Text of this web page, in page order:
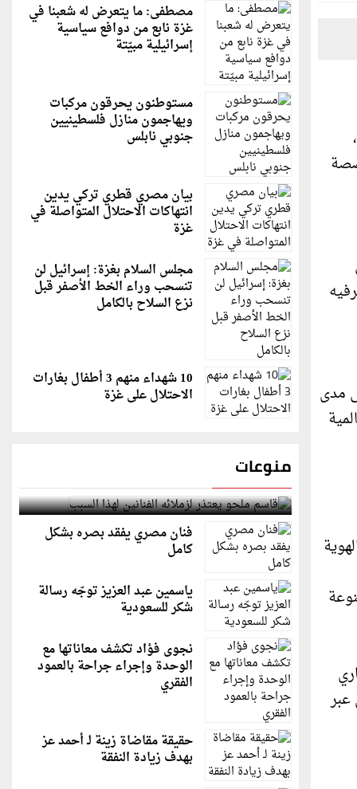
مدى
عبر
مصطفى: ما يتعرض له شعبنا في
غزة نابع من دوافع سياسية
إسرائيلية مبيّتة
مستوطنون يحرقون مركبات
ويهاجمون منازل فلسطينيين
جنوبي نابلس
بيان مصري قطري تركي يدين
انتهاكات الاحتلال المتواصلة في
غزة
مجلس السلام بغزة: إسرائيل لن
تنسحب وراء الخط الأصفر قبل
نزع السلاح بالكامل
10 شهداء منهم 3 أطفال بغارات
الاحتلال على غزة
منوعات
قاسم ملحو يعتذر لزملائه الفنانين لهذا السبب
فنان مصري يفقد بصره بشكل
كامل
ياسمين عبد العزيز توجّه رسالة
شكر للسعودية
نجوى فؤاد تكشف معاناتها مع
الوحدة وإجراء جراحة بالعمود
الفقري
حقيقة مقاضاة زينة لـ أحمد عز
بهدف زيادة النفقة